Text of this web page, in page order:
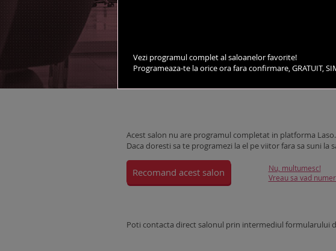
DESPRE SALON SERVICII
Acest salon nu are programul completat in platforma Laso.
Daca doresti sa te programezi la el pe viitor fara sa suni la
Recomand acest salon
Nu, multumesc!
Vreau sa vad
Poti contacta direct salonul prin intermediul formularului
Vezi programul complet al saloanelor favorite!
Programeaza-te la orice ora fara confirmare, GRATUIT,